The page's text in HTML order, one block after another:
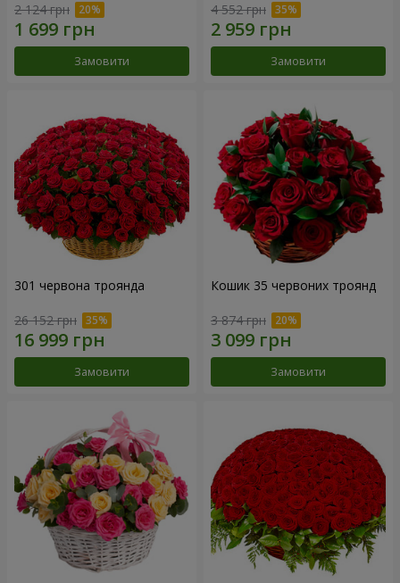
2 124 грн
Замовити
4 552 грн
Замовити
301 червона троянда
26 152 грн
Замовити
Кошик 35 червоних троянд
3 874 грн
Замовити